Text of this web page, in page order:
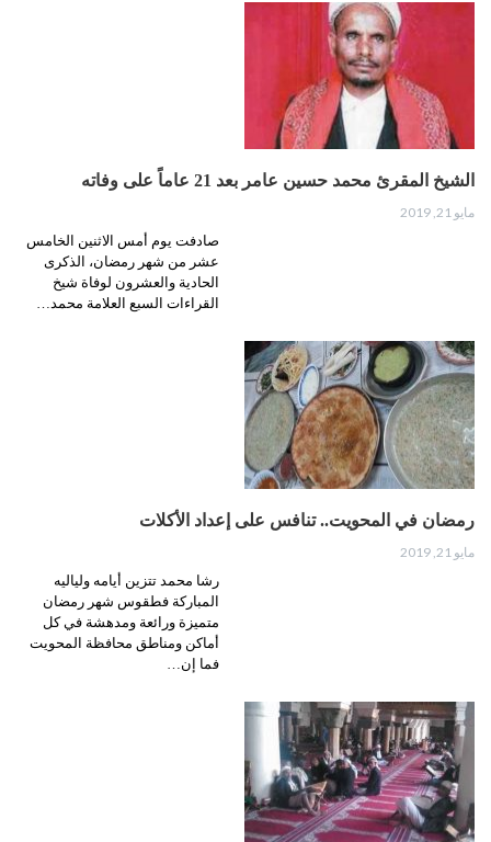
الشيخ المقرئ محمد حسين عامر بعد 21 عاماً على وفاته
مايو 21, 2019
صادفت يوم أمس الاثنين الخامس
عشر من شهر رمضان، الذكرى
الحادية والعشرون لوفاة شيخ
القراءات السبع العلامة محمد…
رمضان في المحويت.. تنافس على إعداد الأكلات
مايو 21, 2019
رشا محمد تتزين أيامه ولياليه
المباركة فطقوس شهر رمضان
متميزة ورائعة ومدهشة في كل
أماكن ومناطق محافظة المحويت
فما إن…